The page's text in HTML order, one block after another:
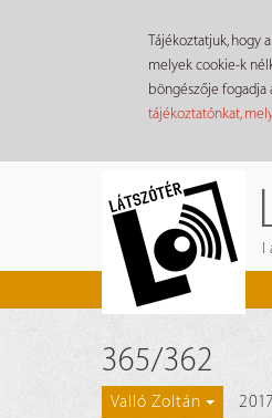
Tájékoztatjuk, hogy
melyek cookie-k
böngészője fogadja
tájékoztatónkat,
365/362
Valló Zoltán